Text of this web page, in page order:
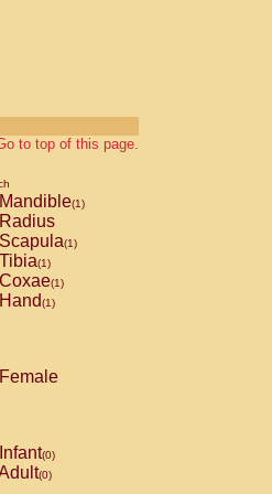
to top of this page.
Mandible(1)
Radius
Scapula(1)
Tibia(1)
Coxae(1)
Hand(1)
Female
Infant(0)
(0)